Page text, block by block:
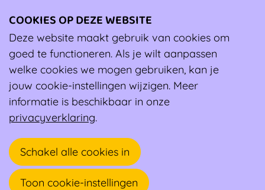
Ambassadeur
Bert Van Bogaert
Huisarts, Sportarts, Trainer
Gierlebaan 12
2275 LILLE
COOKIES OP DEZE WEBSITE
Deze website maakt gebruik van cookies om
goed te functioneren. Als je wilt aanpassen
welke cookies we mogen gebruiken, kan je
jouw cookie-instellingen wijzigen. Meer
informatie is beschikbaar in onze
privacyverklaring.
Schakel alle cookies in
Toon cookie-instellingen